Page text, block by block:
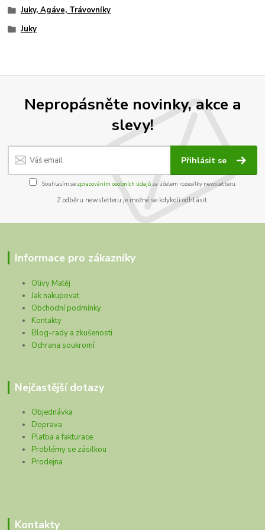
Juky, Agáve, Trávovníky
Juky
Nepropásněte novinky, akce a
slevy!
Přihlásit se
Souhlasím se zpracováním osobních údajůza účelem rozesílky newsletteru.
Z odběru newsletteru je možné se kdykoli odhlásit.
Informace pro zákazníky
Olivy Matěj
Jak nakupovat
Obchodní podmínky
Kontakty
Blog-rady a zkušenosti
Ochrana soukromí
Nejčastější dotazy
Objednávka
Doprava
Platba a fakturace
Problémy se zásilkou
Prodejna
Kontakty